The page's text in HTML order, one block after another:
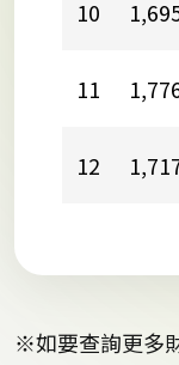
10
11
12
※如要查詢更多